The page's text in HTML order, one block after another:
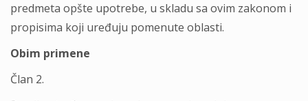
predmeta opšte upotrebe, u skladu sa ovim zakonom i
propisima koji uređuju pomenute oblasti.
Obim primene
Član 2.